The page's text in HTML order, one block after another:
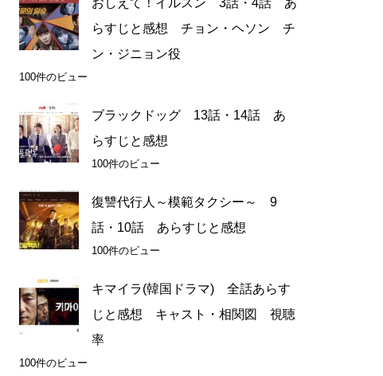
おしえて！イルスン 3話・4話 あ
らすじと感想 チョン・ヘソン チ
ン・ジニョン役
100件のビュー
ブラックドッグ 13話・14話 あ
らすじと感想
100件のビュー
復讐代行人～模範タクシー～ 9
話・10話 あらすじと感想
100件のビュー
キマイラ(韓国ドラマ) 全話あらす
じと感想 キャスト・相関図 視聴
率
100件のビュー